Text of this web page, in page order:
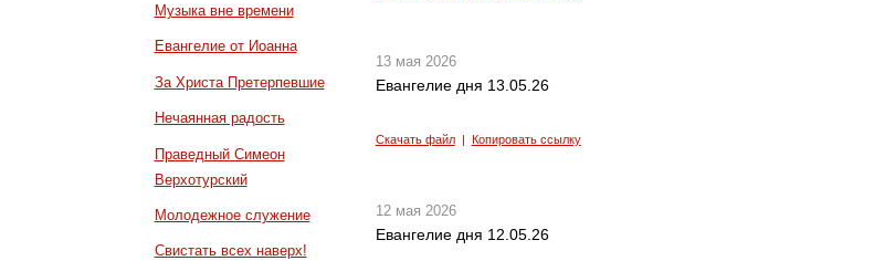
Музыка вне времени
Евангелие от Иоанна
За Христа Претерпевшие
Нечаянная радость
Праведный Симеон
Верхотурский
Молодежное служение
Свистать всех наверх!
13 мая 2026
Евангелие дня 13.05.26
Скачать файл| Копировать ссылку
12 мая 2026
Евангелие дня 12.05.26